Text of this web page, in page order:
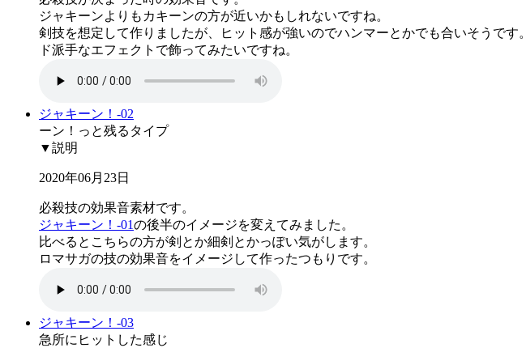
ジャキーンよりもカキーンの方が近いかもしれないですね。
剣技を想定して作りましたが、ヒット感が強いのでハンマーとかでも合いそうです。
ド派手なエフェクトで飾ってみたいですね。
ジャキーン！-02
ーン！っと残るタイプ
▼説明
2020年06月23日
必殺技の効果音素材です。
ジャキーン！-01の後半のイメージを変えてみました。
比べるとこちらの方が剣とか細剣とかっぽい気がします。
ロマサガの技の効果音をイメージして作ったつもりです。
ジャキーン！-03
急所にヒットした感じ